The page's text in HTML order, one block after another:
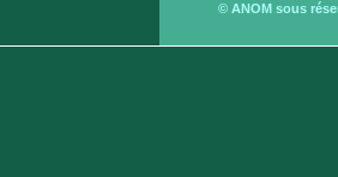
© ANOM sous